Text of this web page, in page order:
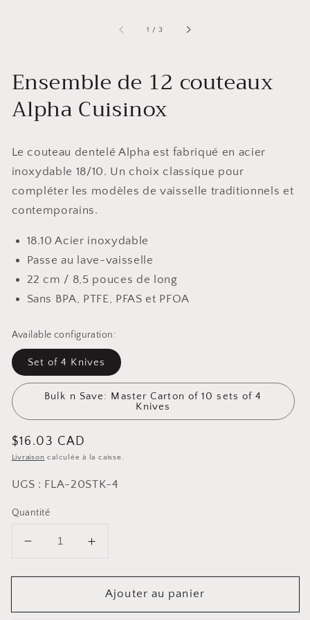
1 /de
3
Ensemble de 12 couteaux
Alpha Cuisinox
Le couteau dentelé Alpha est fabriqué en acier
inoxydable 18/10. Un choix classique pour
compléter les modèles de vaisselle traditionnels et
contemporains.
18.10 Acier inoxydable
Passe au lave-vaisselle
22 cm / 8,5 pouces de long
Sans BPA, PTFE, PFAS et PFOA
Available configuration:
Set of 4 Knives
Bulk n Save: Master Carton of 10 sets of 4
Knives
Prix
​​
$16.03 CAD
Livraison calculée à la caisse.
UGS : FLA-20STK-4
Quantité
Diminuer
quantité
Ensemble
Augmenter
quantité
pour
Ensemble
Ajouter au panier